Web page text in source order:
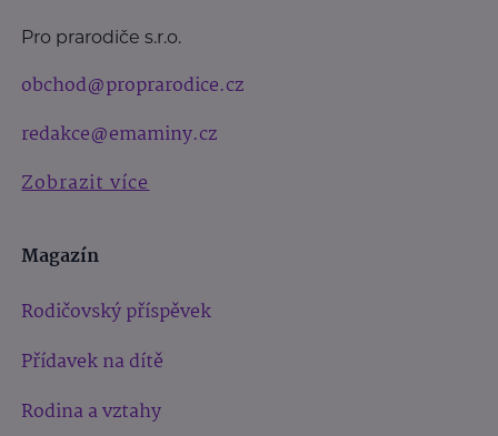
Pro prarodiče s.r.o.
obchod@proprarodice.cz
redakce@emaminy.cz
Zobrazit více
Magazín
Rodičovský příspěvek
Přídavek na dítě
Rodina a vztahy